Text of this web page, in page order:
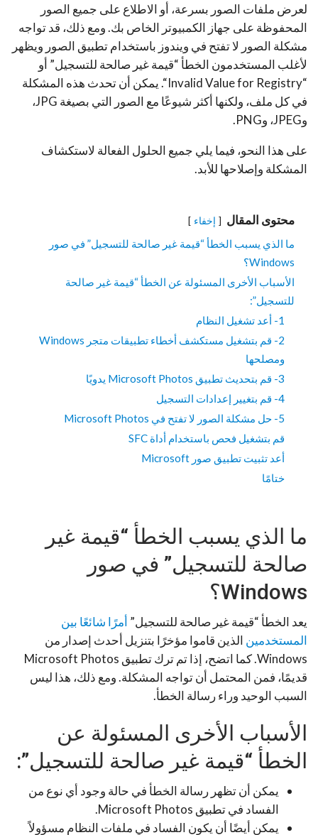
لعرض ملفات الصور بسرعة، أو الاطلاع على جميع الصور
المحفوظة على جهاز الكمبيوتر الخاص بك.ومع ذلك، قد تواجه
مشكلة الصور لا تفتح في ويندوز باستخدام تطبيق الصور ويظهر
لأغلب المستخدمون الخطأ “قيمة غير صالحة للتسجيل” أو
“Invalid Value for Registry
“. يمكن أن تحدث هذه المشكلة
في كل ملف، ولكنها أكثر شيوعًا مع الصور التي بصيغة JPG،
وJPEG، وPNG.
على هذا النحو، فيما يلي جميع الحلول الفعالة لاستكشاف
المشكلة وإصلاحها للأبد.
محتوى المقال إخفاء
ما الذي يسبب الخطأ “قيمة غير صالحة للتسجيل” في صور
Windows؟
الأسباب الأخرى المسئولة عن الخطأ “قيمة غير صالحة
للتسجيل”:
1- أعد تشغيل النظام
2- قم بتشغيل مستكشف أخطاء تطبيقات متجر Windows
ومصلحها
3- قم بتحديث تطبيق Microsoft Photos يدويًا
4- قم بتغيير إعدادات التسجيل
5- حل مشكلة الصور لا تفتح في Microsoft Photos
قم بتشغيل فحص باستخدام أداة SFC
أعد تثبيت تطبيق صور Microsoft
ختامًا
ما الذي يسبب الخطأ “قيمة غير
صالحة للتسجيل” في صور
Windows؟
يعد الخطأ “قيمة غير صالحة للتسجيل” أمرًا شائعًا بين
المستخدمين الذين قاموا مؤخرًا بتنزيل أحدث إصدار من
Windows. كما اتضح، إذا تم ترك تطبيق Microsoft Photos
قديمًا، فمن المحتمل أن تواجه المشكلة. ومع ذلك، هذا ليس
السبب الوحيد وراء رسالة الخطأ.
الأسباب الأخرى المسئولة عن
الخطأ “قيمة غير صالحة للتسجيل”:
يمكن أن تظهر رسالة الخطأ في حالة وجود أي نوع من
الفساد في تطبيق Microsoft Photos.
يمكن أيضًا أن يكون الفساد في ملفات النظام مسؤولاً